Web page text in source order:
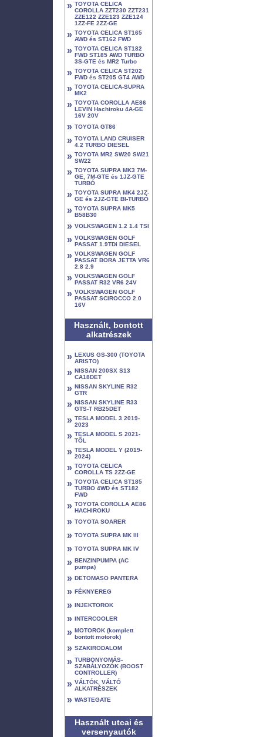
» TOYOTA CELICA
COROLLA ZZT230 ZZT231
ZZE122 ZZE123 ZZE124
1ZZ-FE 2ZZ-GE
» TOYOTA CELICA ST165
AWD és ST162 FWD
» TOYOTA CELICA ST182
FWD ST185 AWD TURBO
3S-GTE és MR2 Turbo
» TOYOTA CELICA ST202
FWD és ST205 GT4 AWD
» TOYOTA CELICA-SUPRA
MK2
» TOYOTA COROLLA AE86
LEVIN Hachiroku 4A-GE
16V 20V
» TOYOTA GT86
» TOYOTA LAND CRUISER
4.2 TURBO DIESEL
» TOYOTA MR2 SW20 SW21
SW22
» TOYOTA SUPRA MK3 7M-
GE, 7M-GTE és 1JZ-GTE
TURBÓ
» TOYOTA SUPRA MK4 2JZ-
GE és 2JZ-GTE BI-TURBÓ
» TOYOTA SUPRA MK5
B58B30
» VOLKSWAGEN 1.2 1.4 TSI
» VOLKSWAGEN GOLF
PASSAT 1.9TDi DIESEL
» VOLKSWAGEN GOLF
PASSAT BORA JETTA VR6
2.8 2.9
» VOLKSWAGEN GOLF
PASSAT R32 VR6 24V
» VOLKSWAGEN GOLF
PASSAT SCIROCCO 2.0
16V
Használt, bontott
alkatrészek
» LEXUS GS-300 (TOYOTA
ARISTO)
» NISSAN 200SX S13
CA18DET
» NISSAN SKYLINE R32
GTR
» NISSAN SKYLINE R33
GTS-T RB25DET
» TESLA MODEL 3 2019-
2023
» TESLA MODEL S 2021-
TŐL
» TESLA MODEL Y (2019-
2024)
» TOYOTA CELICA
COROLLA TS 2ZZ-GE
» TOYOTA CELICA ST185
TURBO 4WD és ST182
FWD
» TOYOTA COROLLA AE86
HACHIROKU
» TOYOTA SOARER
» TOYOTA SUPRA MK III
» TOYOTA SUPRA MK IV
» BENZINPUMPA (AC
pumpa)
» DETOMASO PANTERA
» FÉKNYEREG
» INJEKTOROK
» INTERCOOLER
» MOTOROK (komplett
bontott motorok)
» SZAKIRODALOM
» TURBONYOMÁS-
SZABÁLYOZÓK (BOOST
CONTROLLER)
» VÁLTÓK, VÁLTÓ
ALKATRÉSZEK
» WASTEGATE
Használt utcai és
versenyautók